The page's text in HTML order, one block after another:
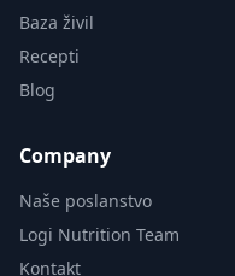
Baza živil
Recepti
Blog
Company
Naše poslanstvo
Logi Nutrition Team
Kontakt